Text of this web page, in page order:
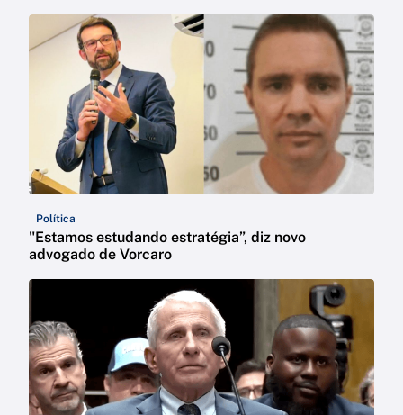
Política
"Estamos estudando estratégia”, diz novo
advogado de Vorcaro